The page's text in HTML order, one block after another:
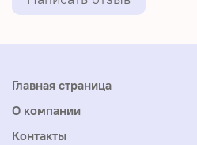
Главная страница
О компании
Контакты